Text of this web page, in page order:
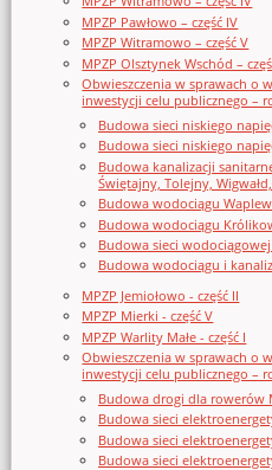
MPZP Pawłowo – część IV
MPZP Witramowo – część V
MPZP Olsztynek Wschód –
Obwieszczenia w sprawach o
inwestycji celu publicznego –
Budowa sieci niskiego
Budowa sieci niskiego
Budowa kanalizacji
Świętajny, Tolejny,
Budowa wodociągu
Budowa wodociągu
Budowa sieci
Budowa wodociągu i
MPZP Jemiołowo - część II
MPZP Mierki - część V
MPZP Warlity Małe - część I
Obwieszczenia w sprawach o
inwestycji celu publicznego –
Budowa drogi dla rowerów
Budowa sieci
Budowa sieci
Budowa sieci